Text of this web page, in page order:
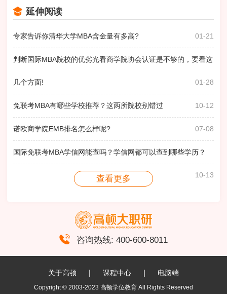
延伸阅读
专家告诉你清华大学MBA含金量有多高? 01-21
判断国际MBA院校的优劣光看商学院协会认证是不够的，要看这
几个方面! 01-28
免联考MBA有哪些学校推荐？这两所院校别错过 10-12
诺欧商学院EMB排名怎么样呢? 07-08
国际免联考MBA学信网能查吗？学信网都可以查到哪些学历？
10-13
查看更多
咨询热线: 400-600-8011
关于高顿 | 课程中心 | 电脑端
Copyright © 2003-2023 高顿学位教育 All Rights Reserved